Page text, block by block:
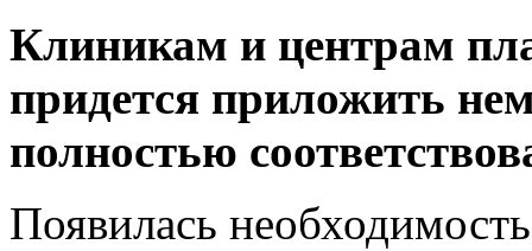
Клиникам и центрам
придется приложить
полностью
Появилась